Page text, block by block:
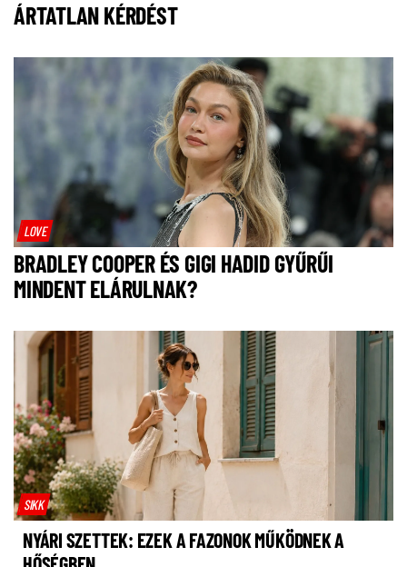
ÁRTATLAN KÉRDÉST
LOVE
BRADLEY COOPER ÉS GIGI HADID GYŰRŰI
MINDENT ELÁRULNAK?
SIKK
NYÁRI SZETTEK: EZEK A FAZONOK MŰKÖDNEK A